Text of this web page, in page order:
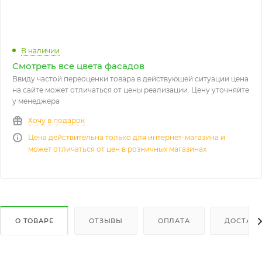
В наличии
Смотреть все цвета фасадов
Ввиду частой переоценки товара в действующей ситуации цена
на сайте может отличаться от цены реализации. Цену уточняйте
у менеджера
Хочу в подарок
Цена действительна только для интернет-магазина и
может отличаться от цен в розничных магазинах
О ТОВАРЕ ОТЗЫВЫ ОПЛАТА